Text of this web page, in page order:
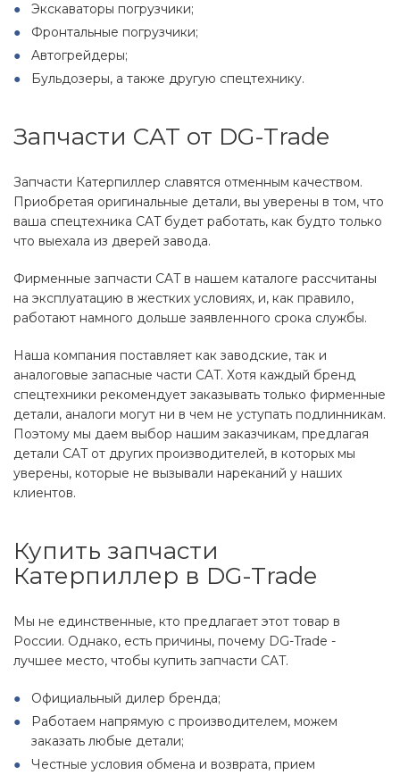
Экскаваторы погрузчики;
Фронтальные погрузчики;
Aвтогрейдеры;
Бульдозеры, а также другую спецтехнику.
Запчасти CAT от DG-Trade
Запчасти Катерпиллер славятся отменным качеством.
Приобретая оригинальные детали, вы уверены в том, что
ваша спецтехника CAT будет работать, как будто только
что выехала из дверей завода.
Фирменные запчасти CAT в нашем каталоге рассчитаны
на эксплуатацию в жестких условиях, и, как правило,
работают намного дольше заявленного срока службы.
Наша компания поставляет как заводские, так и
аналоговые запасные части CAT. Хотя каждый бренд
спецтехники рекомендует заказывать только фирменные
детали, аналоги могут ни в чем не уступать подлинникам.
Поэтому мы даем выбор нашим заказчикам, предлагая
детали CAT от других производителей, в которых мы
уверены, которые не вызывали нареканий у наших
клиентов.
Купить запчасти
Катерпиллер в DG-Trade
Мы не единственные, кто предлагает этот товар в
России. Однако, есть причины, почему DG-Trade -
лучшее место, чтобы купить запчасти CAT.
Официальный дилер бренда;
Работаем напрямую с производителем, можем
заказать любые детали;
Честные условия обмена и возврата, прием